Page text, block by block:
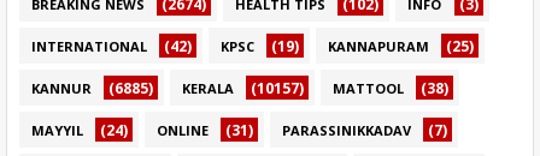
BREAKING NEWS (2674) HEALTH TIPS (102) INFO (3)
INTERNATIONAL (42) KPSC (19) KANNAPURAM (25)
KANNUR (6885) KERALA (10157) MATTOOL (38)
MAYYIL (24) ONLINE (31) PARASSINIKKADAV (7)